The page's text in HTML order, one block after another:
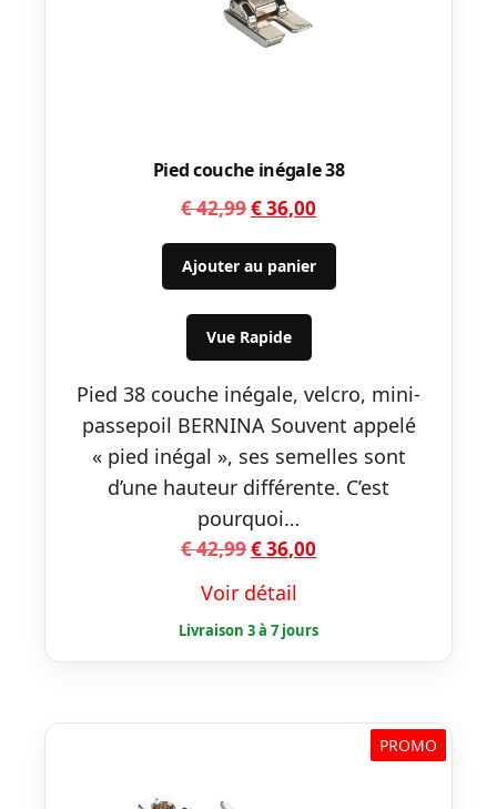
Pied couche inégale 38
€42,99Le
prix
initial
était :
€ 42,99.
€36,00
prix
actuel
est :
Ajouter au panier
Vue Rapide
Pied 38 couche inégale, velcro, mini-
passepoil BERNINA Souvent appelé
« pied inégal », ses semelles sont
d’une hauteur différente. C’est
pourquoi…
€42,99Le
initial
était :
€ 42,99.
€36,00
est :
€ 36,00.
Voir détail
PROMO